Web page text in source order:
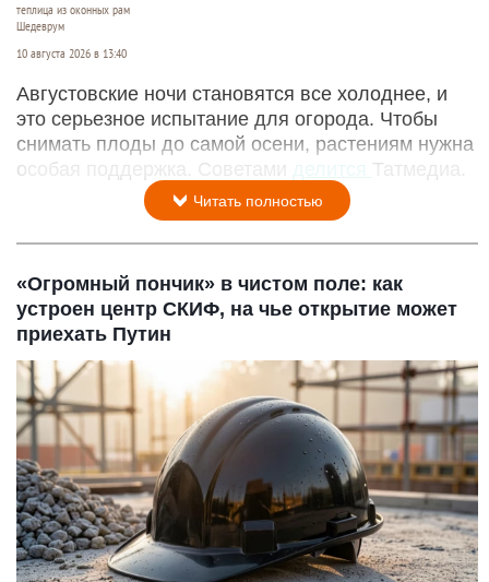
теплица из оконных рам
Шедеврум
10 августа 2026 в 13:40
Августовские ночи становятся все холоднее, и
это серьезное испытание для огорода. Чтобы
снимать плоды до самой осени, растениям нужна
особая поддержка. Советами
Татмедиа.
Читать полностью
«Огромный пончик» в чистом поле: как
устроен центр СКИФ, на чье открытие может
приехать Путин